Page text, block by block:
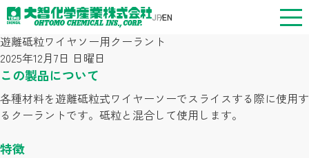
JPEN
トップページ
事業案内
用途別分類:切る
遊離砥粒ワイヤソー用クーラント
2025年12月7日 日曜日
この製品について
各種材料を遊離砥粒式ワイヤーソーでスライスする際に使用す
るクーラントです。砥粒と混合して使用します。
特徴